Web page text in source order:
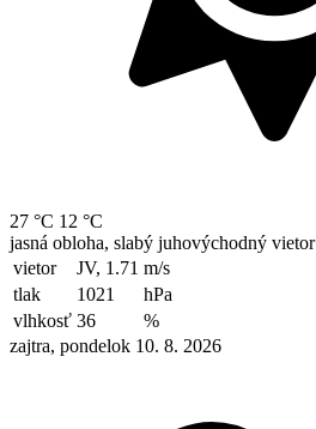
27 °C 12 °C
jasná obloha, slabý juhovýchodný vietor
vietor
JV, 1.71 m/s
tlak
1021
hPa
vlhkosť 36
%
zajtra, pondelok 10. 8. 2026